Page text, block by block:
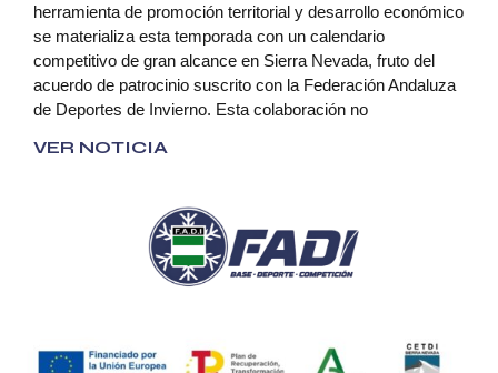
herramienta de promoción territorial y desarrollo económico
se materializa esta temporada con un calendario
competitivo de gran alcance en Sierra Nevada, fruto del
acuerdo de patrocinio suscrito con la Federación Andaluza
de Deportes de Invierno. Esta colaboración no
VER NOTICIA